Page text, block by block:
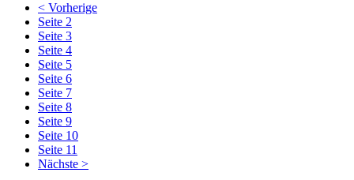
< Vorherige
Seite 2
Seite 3
Seite 4
Seite 5
Seite 6
Seite 7
Seite 8
Seite 9
Seite 10
Seite 11
Nächste >